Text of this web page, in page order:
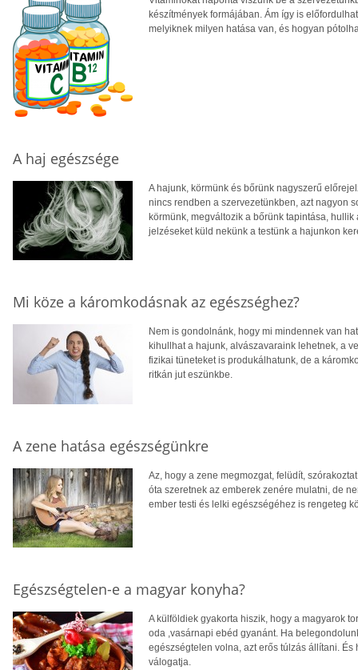
készítmények formájában. Ám így is
melyiknek milyen hatása van, és hogyan
A haj egészsége
A hajunk, körmünk és bőrünk nagyszerű
nincs rendben a szervezetünkben, azt nagyon
körmünk, megváltozik a bőrünk tapintása,
jelzéseket küld nekünk a testünk a hajunkon
Mi köze a káromkodásnak az egészséghez?
Nem is gondolnánk, hogy mi mindennek van
kihullhat a hajunk, alvászavaraink lehetnek, a
fizikai tüneteket is produkálhatunk, de a
ritkán jut eszünkbe.
A zene hatása egészségünkre
Az, hogy a zene megmozgat, felüdít,
óta szeretnek az emberek zenére mulatni, de
ember testi és lelki egészségéhez is rengeteg
Egészségtelen-e a magyar konyha?
A külföldiek gyakorta hiszik, hogy a magyarok
oda ,vasárnapi ebéd gyanánt. Ha
egészségtelen volna, azt erős túlzás állítani.
válogatja.